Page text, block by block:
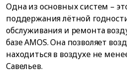
Одна из основных систем –
поддержания лётной
обслуживания и ремонта
базе AMOS. Она позволяет
находиться в воздухе не
Савельев.